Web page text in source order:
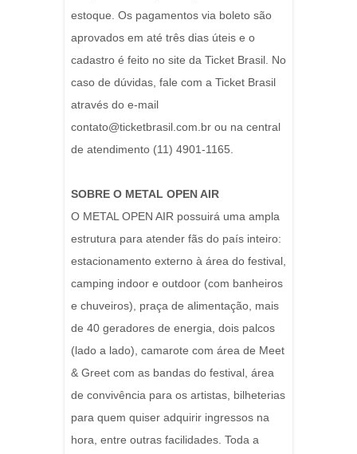
estoque. Os pagamentos via boleto são
aprovados em até três dias úteis e o
cadastro é feito no site da Ticket Brasil. No
caso de dúvidas, fale com a Ticket Brasil
através do e-mail
contato@ticketbrasil.com.br ou na central
de atendimento (11) 4901-1165.
SOBRE O METAL OPEN AIR
O METAL OPEN AIR possuirá uma ampla
estrutura para atender fãs do país inteiro:
estacionamento externo à área do festival,
camping indoor e outdoor (com banheiros
e chuveiros), praça de alimentação, mais
de 40 geradores de energia, dois palcos
(lado a lado), camarote com área de Meet
& Greet com as bandas do festival, área
de convivência para os artistas, bilheterias
para quem quiser adquirir ingressos na
hora, entre outras facilidades. Toda a